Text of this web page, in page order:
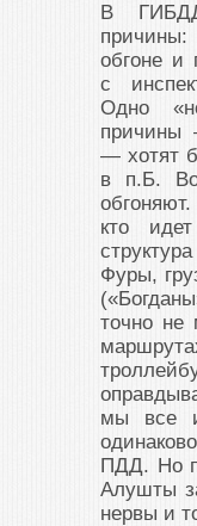
В
обгоне и
с
Одно
причины
— хотят
в п.Б.
кто
Фуры,
точно не
мы все
ПДД. Но
Алушты
нервы и